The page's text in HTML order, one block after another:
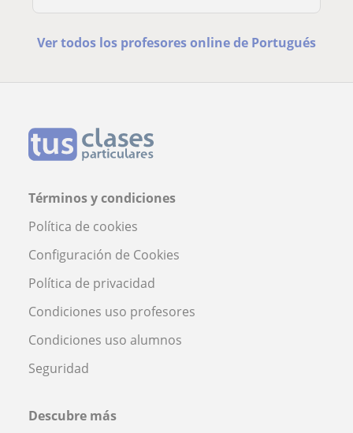
Ver todos los profesores online de Portugués
Términos y condiciones
Política de cookies
Configuración de Cookies
Política de privacidad
Condiciones uso profesores
Condiciones uso alumnos
Seguridad
Descubre más